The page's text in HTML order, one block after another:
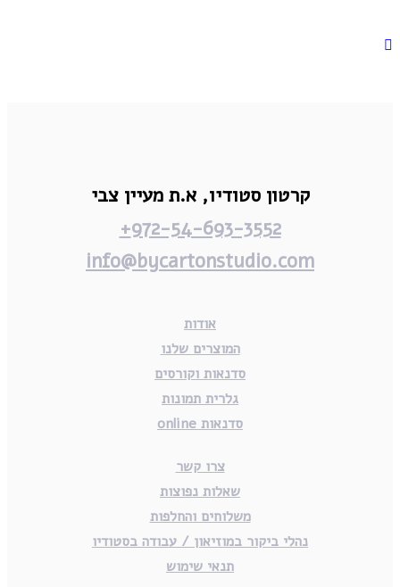
קרטון סטודיו,א.ת מעיין צבי
972-54-693-3552+
info@bycartonstudio.com
אודות
המוצרים שלנו
סדנאות וקורסים
גלרית תמונות
סדנאות online
צרו קשר
שאלות נפוצות
משלוחים והחלפות
נהלי ביקור במוזיאון / עבודה בסטודיו
תנאי שימוש